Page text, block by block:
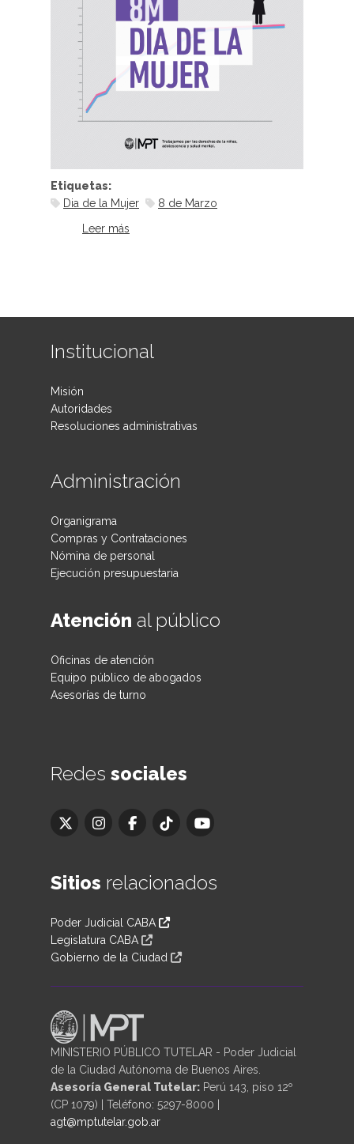
Etiquetas:
Dia de la Mujer
8 de Marzo
Leer más
Institucional
Misión
Autoridades
Resoluciones administrativas
Administración
Organigrama
Compras y Contrataciones
Nómina de personal
Ejecución presupuestaria
Atención al público
Oficinas de atención
Equipo público de abogados
Asesorías de turno
Redes sociales
Sitios relacionados
Poder Judicial CABA
Legislatura CABA
Gobierno de la Ciudad
MINISTERIO PÚBLICO TUTELAR - Poder Judicial
de la Ciudad Autónoma de Buenos Aires.
Asesoría General Tutelar: Perú 143, piso 12º
(CP 1079) | Teléfono: 5297-8000 |
agt@mptutelar.gob.ar